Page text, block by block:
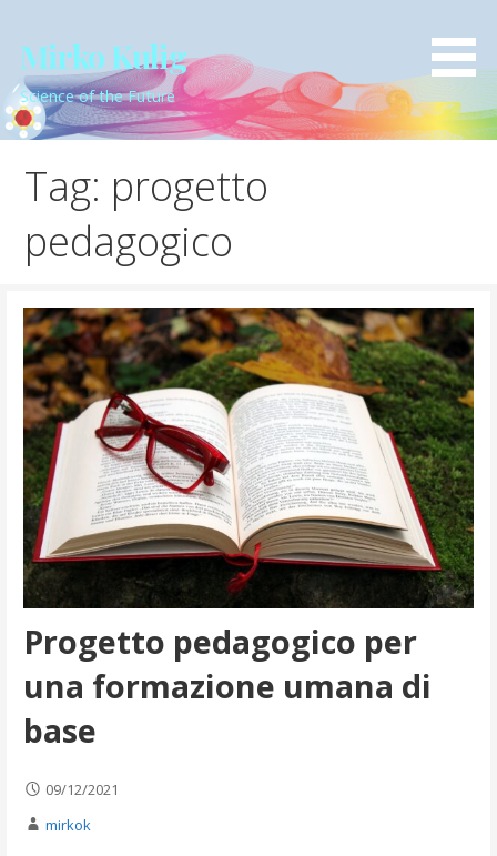
content
Mirko Kulig
Science of the Future
Tag: progetto
pedagogico
Progetto pedagogico per
una formazione umana di
base
09/12/2021
mirkok